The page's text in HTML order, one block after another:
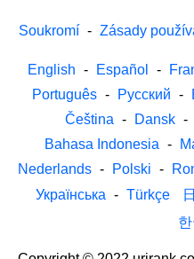
Soukromí - Zásady
English - Español -
Português - Русский -
Čeština - Dansk -
Bahasa Indonesia -
Nederlands - Polski -
Українська - Türkçe